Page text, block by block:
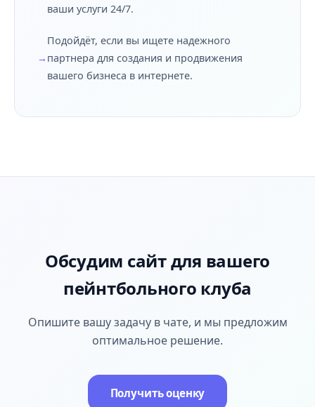
ваши услуги 24/7.
Подойдёт, если вы ищете надежного
партнера для создания и продвижения
вашего бизнеса в интернете.
Обсудим сайт для вашего
пейнтбольного клуба
Опишите вашу задачу в чате, и мы предложим
оптимальное решение.
Получить оценку